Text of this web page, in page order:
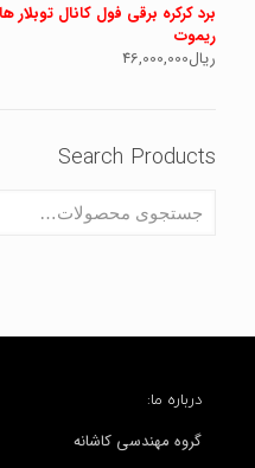
ریموت
ریال46,000,000
Search Products
درباره ما:
گروه مهندسی کاشانه